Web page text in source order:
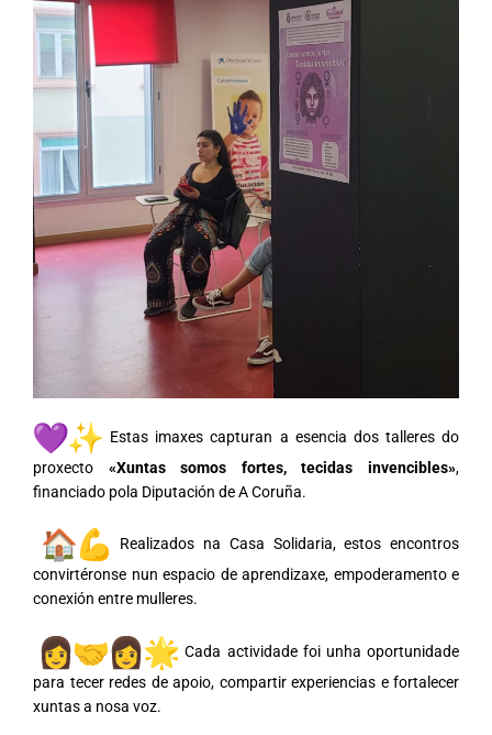
Estas imaxes capturan a esencia dos talleres do
proxecto «Xuntas somos fortes, tecidas invencibles»,
financiado pola Diputación de A Coruña.
Realizados na Casa Solidaria, estos encontros
convirtéronse nun espacio de aprendizaxe, empoderamento e
conexión entre mulleres.
Cada actividade foi unha oportunidade
para tecer redes de apoio, compartir experiencias e fortalecer
xuntas a nosa voz.